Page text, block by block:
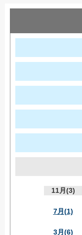
11月(3)
7月(1)
3月(6)